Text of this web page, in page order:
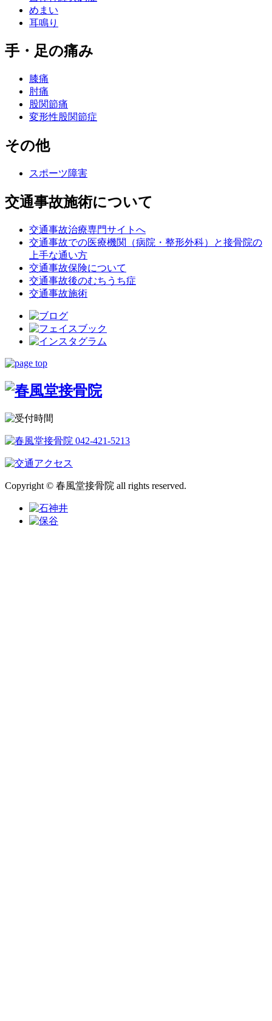
めまい
耳鳴り
手・足の痛み
膝痛
肘痛
股関節痛
変形性股関節症
その他
スポーツ障害
交通事故施術について
交通事故治療専門サイトへ
交通事故での医療機関（病院・整形外科）と接骨院の
上手な通い方
交通事故保険について
交通事故後のむちうち症
交通事故施術
Copyright © 春風堂接骨院 all rights reserved.